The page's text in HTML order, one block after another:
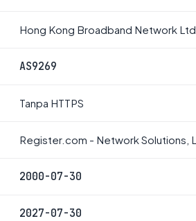
Hong Kong Broadband Network Ltd
AS9269
Tanpa HTTPS
Register.com - Network Solutions,
2000-07-30
2027-07-30